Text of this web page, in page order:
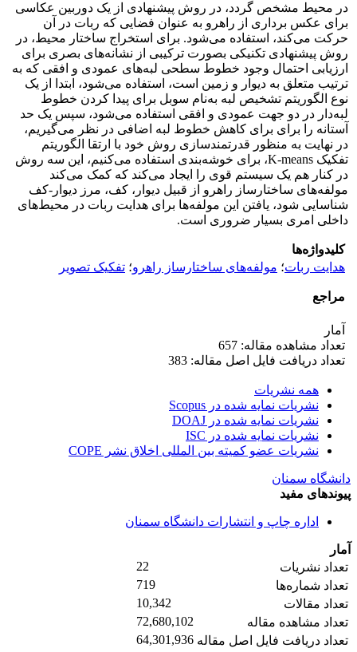
در محیط مشخص گردد، در روش پیشنهادی از یک دوربین عکاسی
برای عکس برداری از راهرو به عنوان فضایی که ربات در آن
حرکت می‌کند، استفاده می‌شود. برای استخراج ساختار محیط، در
روش پیشنهادی تکنیکی بصورت ترکیبی از نشانه‌های بصری برای
ارزیابی احتمال وجود خطوط سطحی لبه‌های عمودی و افقی که به
ترتیب متعلق به دیوار و زمین است، استفاده می‌شود، ابتدا از یک
نوع الگوریتم تشخیص لبه به‌نام سوبل برای پیدا کردن خطوط
لبه‌دار در دو جهت عمودی و افقی استفاده می‌شود، سپس یک حد
آستانه را برای برای کاهش خطوط لبه اضافی در نظر می‌گیریم،
در نهایت به منظور قدرتمندسازی روش خود با ارتقا الگوریتم
تفکیک K-means، برای خوشه‌بندی استفاده می‌کنیم، این سه روش
در کنار هم یک سیستم قوی را ایجاد می‌کند که کمک می‌کند
مولفه‌های ساختارساز راهرو از قبیل دیوار، کف، مرز دیوار-کف
شناسایی شود، یافتن این مولفه‌ها برای هدایت ربات در محیط‌های
داخلی امری بسیار ضروری است.
کلیدواژه‌ها
هدایت ربات؛ مولفه‌های ساختارساز راهرو؛ تفکیک تصویر
مراجع
آمار
تعداد مشاهده مقاله: 657
تعداد دریافت فایل اصل مقاله: 383
همه نشریات
نشریات نمایه شده در Scopus
نشریات نمایه شده در DOAJ
نشریات نمایه شده در ISC
نشریات عضو کمیته بین المللی اخلاق نشر COPE
دانشگاه سمنان
پیوندهای مفید
اداره چاپ و انتشارات دانشگاه سمنان
آمار
تعداد نشریات
22
تعداد شماره‌ها
719
تعداد مقالات
10,342
تعداد مشاهده مقاله
72,680,102
تعداد دریافت فایل اصل مقاله 64,301,936